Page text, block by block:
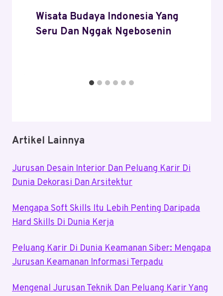
Wisata Budaya Indonesia Yang
Seru Dan Nggak Ngebosenin
Artikel Lainnya
Jurusan Desain Interior Dan Peluang Karir Di
Dunia Dekorasi Dan Arsitektur
Mengapa Soft Skills Itu Lebih Penting Daripada
Hard Skills Di Dunia Kerja
Peluang Karir Di Dunia Keamanan Siber: Mengapa
Jurusan Keamanan Informasi Terpadu
Mengenal Jurusan Teknik Dan Peluang Karir Yang